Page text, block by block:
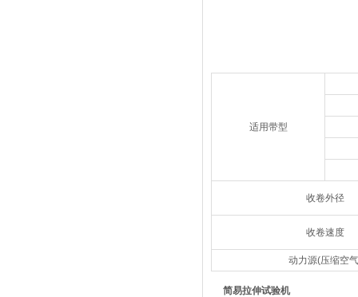
适用带型
收卷外径
收卷速度
动力源(压缩空
简易拉伸试验机